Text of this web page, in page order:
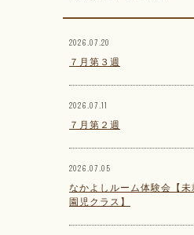
2026.07.20
７月第３週
2026.07.11
７月第２週
2026.07.05
なかよしルーム体験会【未
園児クラス】